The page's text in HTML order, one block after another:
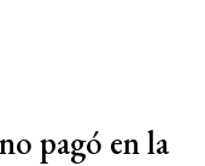
pagó en la